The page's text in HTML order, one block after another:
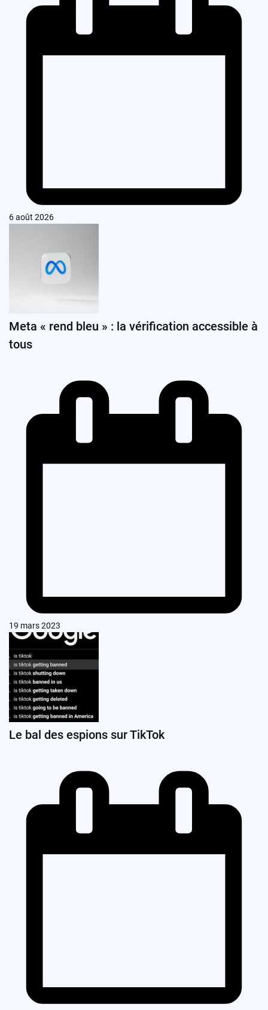
6 août 2026
Meta « rend bleu » : la vérification accessible à
tous
19 mars 2023
Le bal des espions sur TikTok